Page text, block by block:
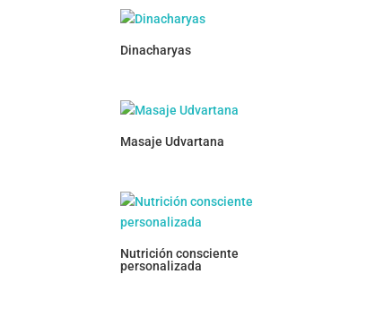
Dinacharyas
Masaje Udvartana
Nutrición consciente
personalizada